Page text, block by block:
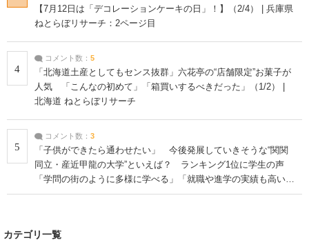
【7月12日は「デコレーションケーキの日」！】（2/4） | 兵庫県
ねとらぼリサーチ：2ページ目
4
コメント数： 5
「北海道土産としてもセンス抜群」六花亭の“店舗限定”お菓子が
人気 「こんなの初めて」「箱買いするべきだった」（1/2） |
北海道 ねとらぼリサーチ
5
コメント数： 3
「子供ができたら通わせたい」 今後発展していきそうな“関関
同立・産近甲龍の大学”といえば？ ランキング1位に学生の声
「学問の街のように多様に学べる」「就職や進学の実績も高い」
| 大学 ねとらぼリサーチ
カテゴリ一覧